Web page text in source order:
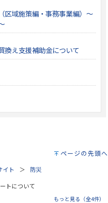
区域施策編・事務事業編）～
換え支援補助金について
ページの先頭へ
イト
防災
トについて
もっと見る（全4件）